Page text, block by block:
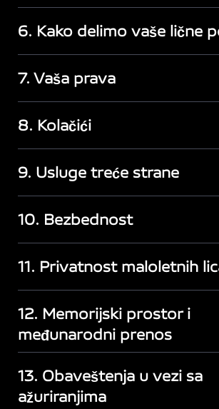
6. Kako delimo vaše lične
7. Vaša prava
8. Kolačići
9. Usluge treće strane
10. Bezbednost
11. Privatnost maloletnih
12. Memorijski prostor i
međunarodni prenos
13. Obaveštenja u vezi sa
ažuriranjima